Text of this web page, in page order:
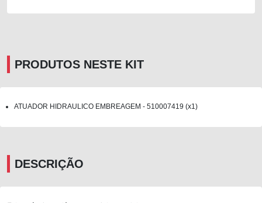
PRODUTOS NESTE KIT
ATUADOR HIDRAULICO EMBREAGEM - 510007419 (x1)
DESCRIÇÃO